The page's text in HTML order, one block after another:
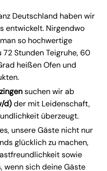
Deutschland haben wir
entwickelt. Nirgendwo
so hochwertige
72 Stunden Teigruhe, 60
heißen Ofen und
suchen wir ab
d)der mit Leidenschaft,
überzeugt.
unsere Gäste nicht nur
glücklich zu machen,
sowie
wenn sich deine Gäste